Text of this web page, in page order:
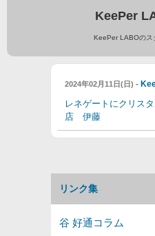
KeePer
KeePer LABOのス
2024年02月11日(日) -
レネゲートにクリス
店 伊藤
リンク集
谷 好通コラム